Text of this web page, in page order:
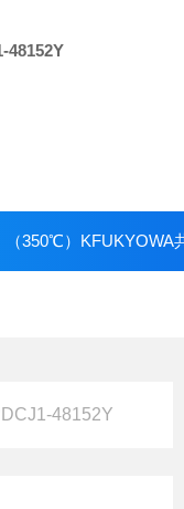
（350℃）KFUKYOWA共和电